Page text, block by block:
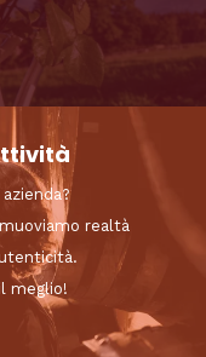
realtà
meglio!